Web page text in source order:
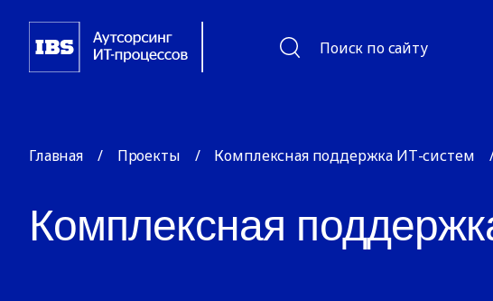
Поиск по сайту
Главная / Проекты / Комплексная поддержка ИТ-систем
Комплексная